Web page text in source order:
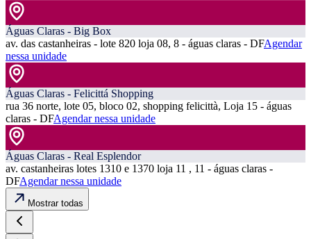
Águas Claras - Big Box
av. das castanheiras - lote 820 loja 08, 8 - águas claras - DFAgendar
nessa unidade
Águas Claras - Felicittá Shopping
rua 36 norte, lote 05, bloco 02, shopping felicittà, Loja 15 - águas
claras - DFAgendar nessa unidade
Águas Claras - Real Esplendor
av. castanheiras lotes 1310 e 1370 loja 11 , 11 - águas claras -
DFAgendar nessa unidade
Mostrar todas